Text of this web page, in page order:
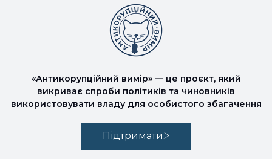
«Антикорупційний вимір» — це проєкт, який
викриває спроби політиків та чиновників
використовувати владу для особистого збагачення
Підтримати